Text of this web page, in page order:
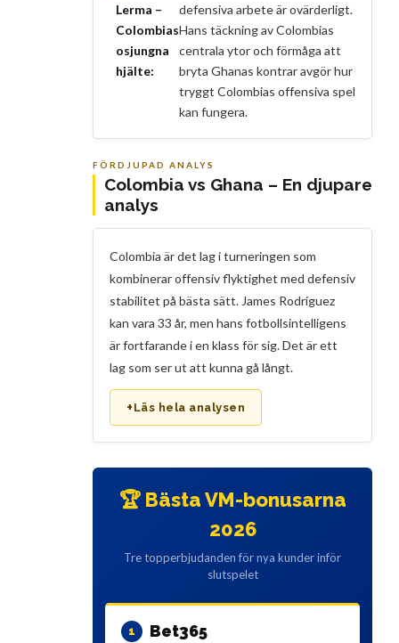
Lerma –
Colombias
osjungna
hjälte:
defensiva arbete är ovärderligt.
Hans täckning av Colombias
centrala ytor och förmåga att
bryta Ghanas kontrar avgör hur
tryggt Colombias offensiva spel
kan fungera.
FÖRDJUPAD ANALYS
Colombia vs Ghana – En djupare
analys
Colombia är det lag i turneringen som
kombinerar offensiv flyktighet med defensiv
stabilitet på bästa sätt. James Rodríguez
kan vara 33 år, men hans fotbollsintelligens
är fortfarande i en klass för sig. Det är ett
lag som ser ut att kunna gå långt.
+ Läs hela analysen
🏆 Bästa VM-bonusarna
2026
Tre topperbjudanden för nya kunder inför
slutspelet
1 Bet365